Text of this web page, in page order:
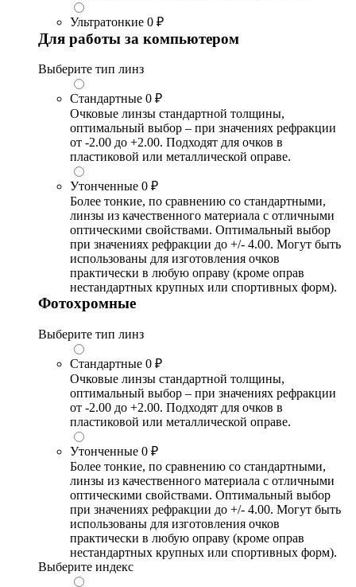
Ультратонкие 0 ₽
Для работы за компьютером
Выберите тип линз
Стандартные 0 ₽
Очковые линзы стандартной толщины,
оптимальный выбор – при значениях рефракции
от -2.00 до +2.00. Подходят для очков в
пластиковой или металлической оправе.
Утонченные 0 ₽
Более тонкие, по сравнению со стандартными,
линзы из качественного материала с отличными
оптическими свойствами. Оптимальный выбор
при значениях рефракции до +/- 4.00. Могут быть
использованы для изготовления очков
практически в любую оправу (кроме оправ
нестандартных крупных или спортивных форм).
Фотохромные
Выберите тип линз
Стандартные 0 ₽
Очковые линзы стандартной толщины,
оптимальный выбор – при значениях рефракции
от -2.00 до +2.00. Подходят для очков в
пластиковой или металлической оправе.
Утонченные 0 ₽
Более тонкие, по сравнению со стандартными,
линзы из качественного материала с отличными
оптическими свойствами. Оптимальный выбор
при значениях рефракции до +/- 4.00. Могут быть
использованы для изготовления очков
практически в любую оправу (кроме оправ
нестандартных крупных или спортивных форм).
Выберите индекс